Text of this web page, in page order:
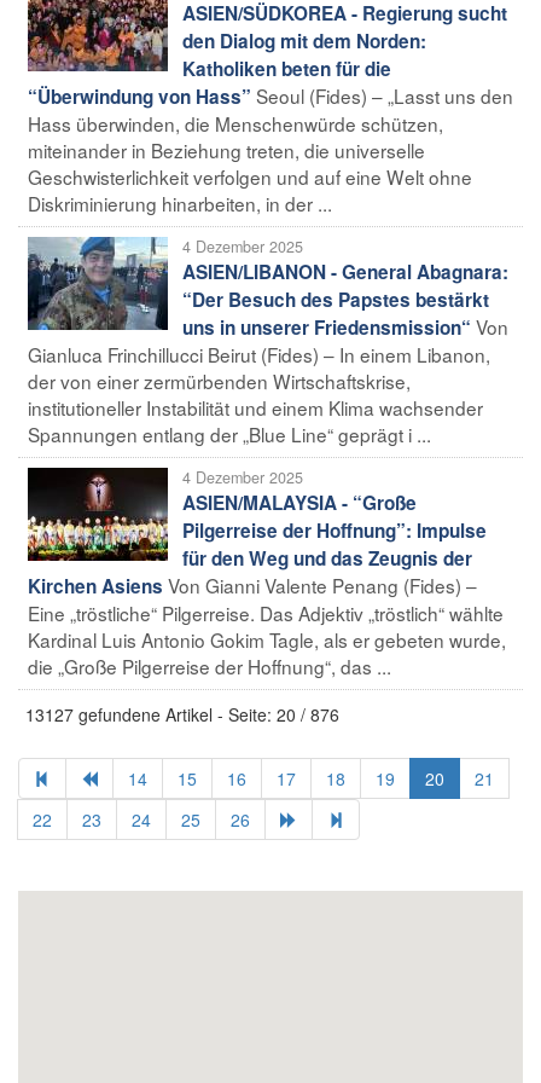
ASIEN/SÜDKOREA - Regierung sucht
den Dialog mit dem Norden:
Katholiken beten für die
“Überwindung von Hass” Seoul (Fides) – „Lasst uns den
Hass überwinden, die Menschenwürde schützen,
miteinander in Beziehung treten, die universelle
Geschwisterlichkeit verfolgen und auf eine Welt ohne
Diskriminierung hinarbeiten, in der ...
4 Dezember 2025
ASIEN/LIBANON - General Abagnara:
“Der Besuch des Papstes bestärkt
uns in unserer Friedensmission“ Von
Gianluca Frinchillucci Beirut (Fides) – In einem Libanon,
der von einer zermürbenden Wirtschaftskrise,
institutioneller Instabilität und einem Klima wachsender
Spannungen entlang der „Blue Line“ geprägt i ...
4 Dezember 2025
ASIEN/MALAYSIA - “Große
Pilgerreise der Hoffnung”: Impulse
für den Weg und das Zeugnis der
Kirchen Asiens Von Gianni Valente Penang (Fides) –
Eine „tröstliche“ Pilgerreise. Das Adjektiv „tröstlich“ wählte
Kardinal Luis Antonio Gokim Tagle, als er gebeten wurde,
die „Große Pilgerreise der Hoffnung“, das ...
13127 gefundene Artikel - Seite: 20 / 876
14 15 16 17 18 19 20
21
22
23 24 25 26